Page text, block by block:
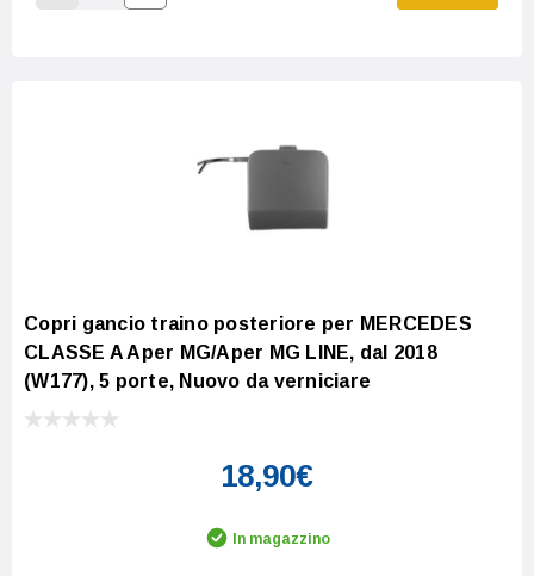
Decrease Quantity:
Increase Quantity:
Copri gancio traino posteriore per MERCEDES
CLASSE A Aper MG/Aper MG LINE, dal 2018
(W177), 5 porte, Nuovo da verniciare
18,90€
In magazzino